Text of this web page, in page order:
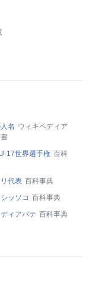
名 ウィキペディア
17世界選手権 百科
代表 百科事典
ッソコ 百科事典
ィアバテ 百科事典